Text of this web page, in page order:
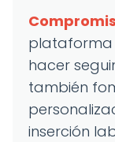
plataforma
hacer
también
inserción